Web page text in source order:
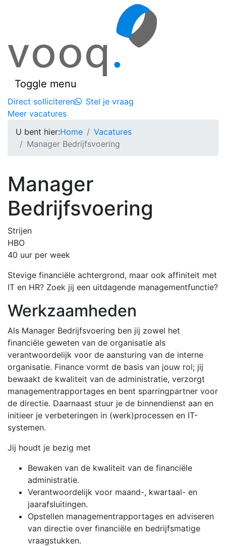
Toggle menu
Direct solliciteren
Stel je vraag
Meer vacatures
U bent hier:Home
Vacatures
Manager Bedrijfsvoering
Manager
Bedrijfsvoering
Strijen
HBO
40 uur per week
Stevige financiële achtergrond, maar ook affiniteit met
IT en HR? Zoek jij een uitdagende managementfunctie?
Werkzaamheden
Als Manager Bedrijfsvoering ben jij zowel het
financiële geweten van de organisatie als
verantwoordelijk voor de aansturing van de interne
organisatie. Finance vormt de basis van jouw rol; jij
bewaakt de kwaliteit van de administratie, verzorgt
managementrapportages en bent sparringpartner voor
de directie. Daarnaast stuur je de binnendienst aan en
initieer je verbeteringen in (werk)processen en IT-
systemen.
Jij houdt je bezig met
Bewaken van de kwaliteit van de financiële
administratie.
Verantwoordelijk voor maand-, kwartaal- en
jaarafsluitingen.
Opstellen managementrapportages en adviseren
van directie over financiële en bedrijfsmatige
vraagstukken.